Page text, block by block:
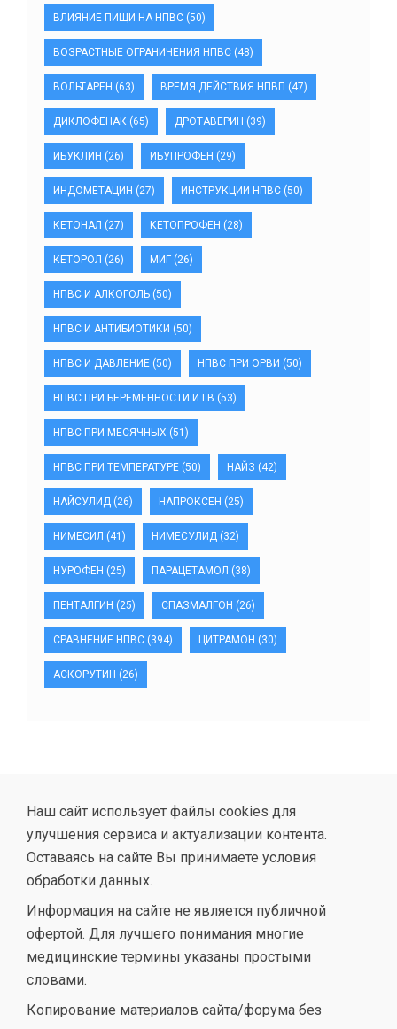
ВЛИЯНИЕ ПИЩИ НА НПВС (50)
ВОЗРАСТНЫЕ ОГРАНИЧЕНИЯ НПВС (48)
ВОЛЬТАРЕН (63) ВРЕМЯ ДЕЙСТВИЯ НПВП (47)
ДИКЛОФЕНАК (65) ДРОТАВЕРИН (39)
ИБУКЛИН (26) ИБУПРОФЕН (29)
ИНДОМЕТАЦИН (27) ИНСТРУКЦИИ НПВС (50)
КЕТОНАЛ (27) КЕТОПРОФЕН (28)
КЕТОРОЛ (26) МИГ (26)
НПВС И АЛКОГОЛЬ (50)
НПВС И АНТИБИОТИКИ (50)
НПВС И ДАВЛЕНИЕ (50) НПВС ПРИ ОРВИ (50)
НПВС ПРИ БЕРЕМЕННОСТИ И ГВ (53)
НПВС ПРИ МЕСЯЧНЫХ (51)
НПВС ПРИ ТЕМПЕРАТУРЕ (50) НАЙЗ (42)
НАЙСУЛИД (26) НАПРОКСЕН (25)
НИМЕСИЛ (41) НИМЕСУЛИД (32)
НУРОФЕН (25) ПАРАЦЕТАМОЛ (38)
ПЕНТАЛГИН (25) СПАЗМАЛГОН (26)
СРАВНЕНИЕ НПВС (394) ЦИТРАМОН (30)
АСКОРУТИН (26)
Наш сайт использует файлы cookies для
улучшения сервиса и актуализации контента.
Оставаясь на сайте Вы принимаете условия
обработки данных.
Информация на сайте не является публичной
офертой. Для лучшего понимания многие
медицинские термины указаны простыми
словами.
Копирование материалов сайта/форума без